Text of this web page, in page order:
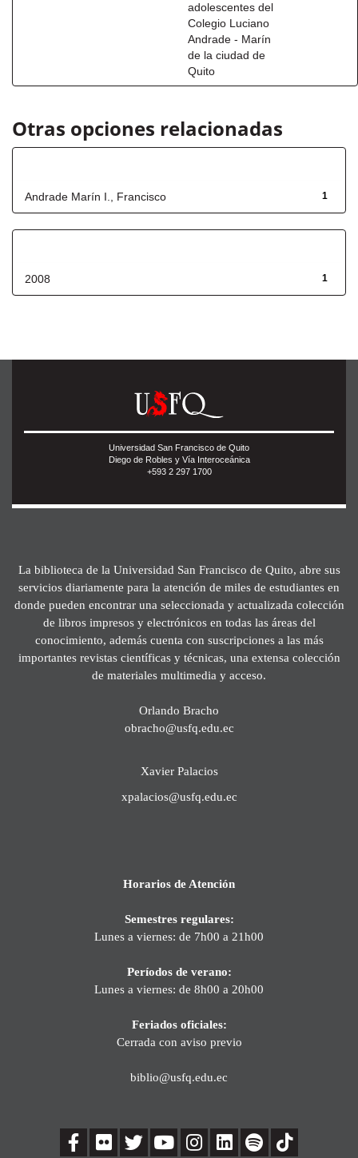
adolescentes del
Colegio Luciano
Andrade - Marín
de la ciudad de
Quito
Otras opciones relacionadas
1
Andrade Marín I., Francisco
1
2008
Universidad San Francisco de Quito
Diego de Robles y Vía Interoceánica
+593 2 297 1700
La biblioteca de la Universidad San Francisco de Quito, abre sus
servicios diariamente para la atención de miles de estudiantes en
donde pueden encontrar una seleccionada y actualizada colección
de libros impresos y electrónicos en todas las áreas del
conocimiento, además cuenta con suscripciones a las más
importantes revistas científicas y técnicas, una extensa colección
de materiales multimedia y acceso.
Orlando Bracho
obracho@usfq.edu.ec
Xavier Palacios
xpalacios@usfq.edu.ec
Horarios de Atención
Semestres regulares:
Lunes a viernes: de 7h00 a 21h00
Períodos de verano:
Lunes a viernes: de 8h00 a 20h00
Feriados oficiales:
Cerrada con aviso previo
biblio@usfq.edu.ec